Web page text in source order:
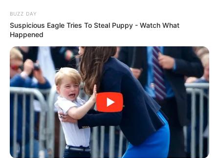
BUZZ DAY
Suspicious Eagle Tries To Steal Puppy - Watch What
Happened